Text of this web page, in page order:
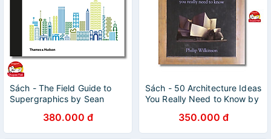
Sách - The Field Guide to
Supergraphics by Sean
English Book380.000 đ
Sách - 50 Architecture Ideas
You Really Need to Know by
thuật, tiếng anh,bìa cứng
350.000 đ